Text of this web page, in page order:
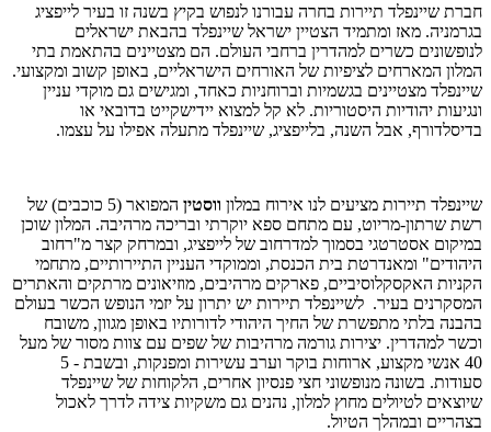
חברת שיינפלד תיירות בחרה עבורנו לנפוש בקיץ בשנה זו בעיר לייפציג
בגרמניה. מאז ומתמיד הצטיין ישראל שיינפלד בהבאת ישראלים
לנופשונים כשרים למהדרין ברחבי העולם. הם מצטיינים בהתאמת בתי
המלון המארחים לציפיות של האורחים הישראליים, באופן קשוב ומקצועי.
שיינפלד מצטיינים בגשמיות וברוחניות כאחד, ומגישים גם מוקדי עניין
ונגיעות יהודיות היסטוריות. לא קל למצוא יידישקייט בדובאי או
בדיסלדורף, אבל השנה, בלייפציג, שיינפלד מתעלה אפילו על עצמו.
שיינפלד תיירות מציעים לנו אירוח במלון ווסטין
המפואר (5 כוכבים) של
רשת שרתון-מריוט, עם מתחם ספא יוקרתי ובריכה מרהיבה. המלון שוכן
במיקום אסטרטגי בסמוך למדרחוב של לייפציג, ובמרחק קצר מ"רחוב
היהודים" ומאנדרטת בית הכנסת, וממוקדי העניין התיירותיים, מתחמי
הקניות האקסקלוסיביים, פארקים מרהיבים, מוזיאונים מרתקים והאתרים
המסקרנים בעיר. לשיינפלד תיירות יש יתרון על יזמי הנופש הכשר בעולם
בהבנה בלתי מתפשרת של החיך היהודי לדורותיו באופן מגוון, משובח
וכשר למהדרין. יצירות גורמה מרהיבות של שפים עם צוות מסור של מעל
40 אנשי מקצוע, ארוחות בוקר וערב עשירות ומפנקות, ובשבת - 5
סעודות. בשונה מנופשוני חצי פנסיון אחרים, הלקוחות של שיינפלד
שיוצאים לטיולים מחוץ למלון, נהנים גם משקיות צידה לדרך לאכול
בצהריים ובמהלך הטיול.